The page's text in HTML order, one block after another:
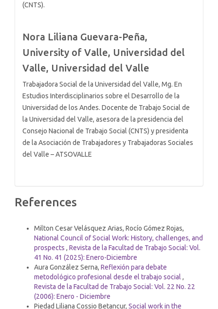
(CNTS).
Nora Liliana Guevara-Peña,
University of Valle, Universidad del
Valle, Universidad del Valle
Trabajadora Social de la Universidad del Valle, Mg. En
Estudios Interdisciplinarios sobre el Desarrollo de la
Universidad de los Andes. Docente de Trabajo Social de
la Universidad del Valle, asesora de la presidencia del
Consejo Nacional de Trabajo Social (CNTS) y presidenta
de la Asociación de Trabajadores y Trabajadoras Sociales
del Valle – ATSOVALLE
References
Milton Cesar Velásquez Arias, Rocío Gómez Rojas,
National Council of Social Work: History, challenges, and
prospects , Revista de la Facultad de Trabajo Social: Vol.
41 No. 41 (2025): Enero-Diciembre
Aura González Serna, Reflexión para debate
metodológico profesional desde el trabajo social ,
Revista de la Facultad de Trabajo Social: Vol. 22 No. 22
(2006): Enero - Diciembre
Piedad Liliana Cossio Betancur, Social work in the